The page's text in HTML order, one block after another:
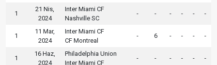
1
21 Nis,
2024
Inter Miami CF
Nashville SC
- - - - - -
1
11 Mar,
2024
Inter Miami CF
CF Montreal
- 6 - - - -
1
16 Haz,
2024
Philadelphia Union
Inter Miami CF
- - - - - -